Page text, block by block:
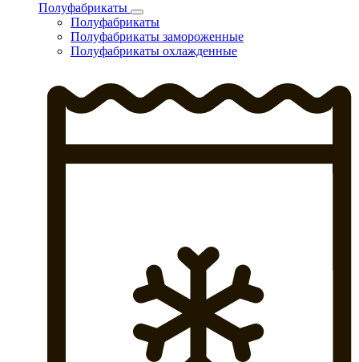
Полуфабрикаты
Полуфабрикаты
Полуфабрикаты замороженные
Полуфабрикаты охлажденные